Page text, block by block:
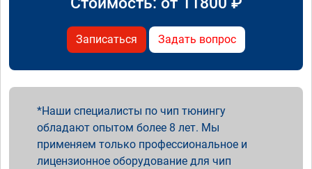
Записаться Задать вопрос
Наши специалисты по чип тюнингу
обладают опытом более 8 лет. Мы
применяем только профессиональное и
лицензионное оборудование для чип